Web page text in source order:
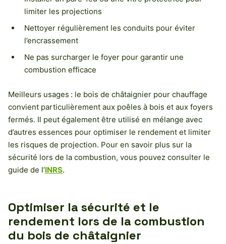
limiter les projections
Nettoyer régulièrement les conduits pour éviter
l’encrassement
Ne pas surcharger le foyer pour garantir une
combustion efficace
Meilleurs usages : le bois de châtaignier pour chauffage
convient particulièrement aux poêles à bois et aux foyers
fermés. Il peut également être utilisé en mélange avec
d’autres essences pour optimiser le rendement et limiter
les risques de projection. Pour en savoir plus sur la
sécurité lors de la combustion, vous pouvez consulter le
guide de l’INRS.
Optimiser la sécurité et le
rendement lors de la combustion
du bois de châtaignier